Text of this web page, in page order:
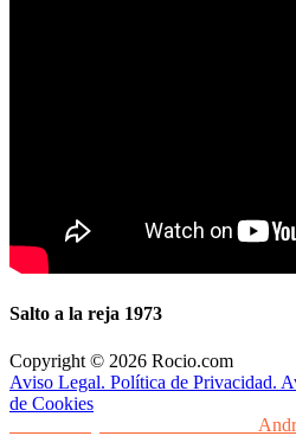
Salto a la reja 1973
Copyright © 2026 Rocio.com
Aviso Legal. Política de Privacidad.
de Cookies